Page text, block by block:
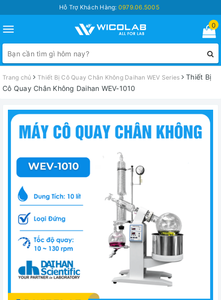
Hỗ Trợ Khách Hàng: 0979.06.5005
Toggle
navigation
0
Trang chủ Thiết Bị Cô Quay Chân Không Daihan WEV Series
Thiết Bị
Cô Quay Chân Không Daihan WEV-1010